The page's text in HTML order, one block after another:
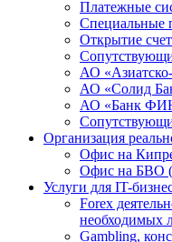
Платежные
Специальные
Открытие
АО
АО «Солид
АО «Банк
Организация
Офис на
Офис на БВО
Услуги для IT-
Forex
необходимых
Gambling,